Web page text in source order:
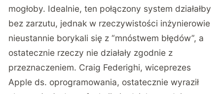
mogłoby. Idealnie, ten połączony system działałby
bez zarzutu, jednak w rzeczywistości inżynierowie
nieustannie borykali się z “mnóstwem błędów”, a
ostatecznie rzeczy nie działały zgodnie z
przeznaczeniem. Craig Federighi, wiceprezes
Apple ds. oprogramowania, ostatecznie wyraził